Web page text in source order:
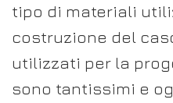
tipo di materiali
costruzione del
utilizzati per la
sono tantissimi e